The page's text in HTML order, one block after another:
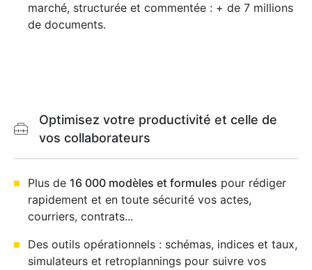
marché, structurée et commentée : + de 7 millions
de documents.
Optimisez votre productivité et celle de
vos collaborateurs
Plus de 16 000 modèles et formules pour rédiger
rapidement et en toute sécurité vos actes,
courriers, contrats...
Des outils opérationnels : schémas, indices et taux,
simulateurs et retroplannings pour suivre vos